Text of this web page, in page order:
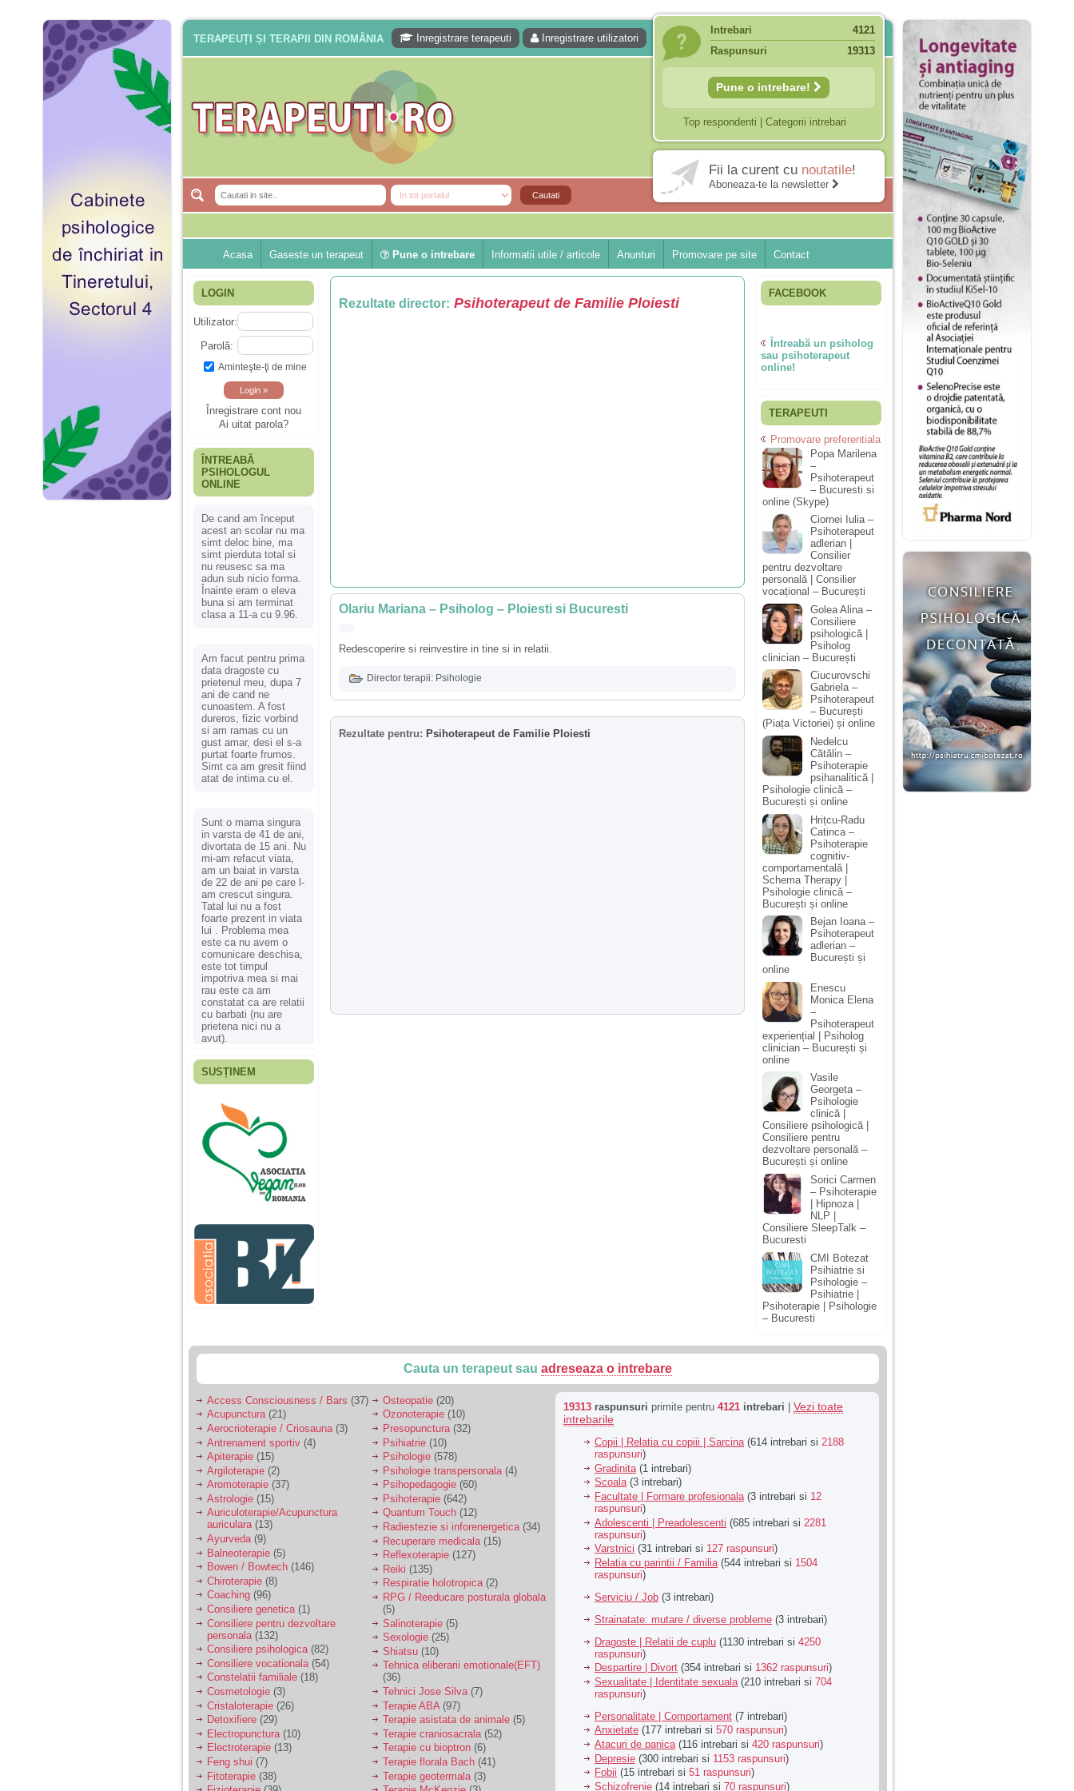
TERAPEUȚI ȘI TERAPII DIN ROMÂNIA Inregistrare terapeuti Inregistrare utilizatori
Intrebari
4121
Raspunsuri
19313
Pune o intrebare!
Top respondenti Categorii intrebari
Fii la curent cu noutatile!
Aboneaza-te la newsletter
Acasa Gaseste un terapeut Pune o intrebare Informatii utile / articole Anunturi Promovare pe site Contact
LOGIN
Utilizator:
Parolă:
Aminteşte-ţi de mine
Înregistrare cont nou
Ai uitat parola?
ÎNTREABĂ
PSIHOLOGUL
ONLINE
De cand am început
acest an scolar nu ma
simt deloc bine, ma
simt pierduta total si
nu reusesc sa ma
adun sub nicio forma.
Înainte eram o eleva
buna si am terminat
clasa a 11-a cu 9.96.
Am facut pentru prima
data dragoste cu
prietenul meu, dupa 7
ani de cand ne
cunoastem. A fost
dureros, fizic vorbind
si am ramas cu un
gust amar, desi el s-a
purtat foarte frumos.
Simt ca am gresit fiind
atat de intima cu el.
Sunt o mama singura
in varsta de 41 de ani,
divortata de 15 ani. Nu
mi-am refacut viata,
am un baiat in varsta
de 22 de ani pe care l-
am crescut singura.
Tatal lui nu a fost
foarte prezent in viata
lui . Problema mea
este ca nu avem o
comunicare deschisa,
este tot timpul
impotriva mea si mai
rau este ca am
constatat ca are relatii
cu barbati (nu are
prietena nici nu a
avut).
Fiica mea s-a nascut
ani, privind in urma
realizez cat de multe
greseli am facut in
educatia si cresterea
ei, am fost o mama
egoista, preocupata
de implinirea
profesionala, cand ea
era mica am neglijat-
agresiva, orice
greseala era taxata cu
o palma sau pedepse.
De 4 ani am o relatie
serioasa cu un barbat
sa se manifeste o
Ma aflu aici pentru ca
vreau sa stiu daca am
nevoie de un psiholog
sau psihiatru.
Sunt casatorita, am
31 de ani si un copil in
varsta de 2 ani care
mi-e lumina ochilor.
De ceva timp simt ca
mi s-a adunat
oboseala, o oboseala
cronica de care nu pot
scapa si simt ca din
cauza ei nu pot
controla nervii si
cateodata are copilul
de suferit.
Am o bariera peste
care nu pot trece:
prietena mea a ramas
insarcinata cu o fata.
Am fost de comun
acord sa facem un
copil, cu gandul ca e
baiat.
SUSȚINEM
Rezultate director: Psihoterapeut de Familie Ploiesti
Olariu Mariana – Psiholog – Ploiesti si Bucuresti
Redescoperire si reinvestire in tine si in relatii.
Director terapii: Psihologie
Rezultate pentru: Psihoterapeut de Familie Ploiesti
FACEBOOK
Întreabă un psiholog
sau psihoterapeut
online!
TERAPEUTI
Promovare preferentiala
Popa Marilena
–
Psihoterapeut
– Bucuresti si
online (Skype)
Ciornei Iulia –
Psihoterapeut
adlerian |
Consilier
pentru dezvoltare
personală | Consilier
vocațional – București
Golea Alina –
Consiliere
psihologică |
Psiholog
clinician – București
Ciucurovschi
Gabriela –
Psihoterapeut
– București
(Piața Victoriei) și online
Nedelcu
Cătălin –
Psihoterapie
psihanalitică |
Psihologie clinică –
București și online
Hrițcu-Radu
Catinca –
Psihoterapie
cognitiv-
comportamentală |
Schema Therapy |
Psihologie clinică –
București și online
Bejan Ioana –
Psihoterapeut
adlerian –
București și
online
Enescu
Monica Elena
–
Psihoterapeut
experiențial | Psiholog
clinician – București și
online
Vasile
Georgeta –
Psihologie
clinică |
Consiliere psihologică |
Consiliere pentru
dezvoltare personală –
București și online
Sorici Carmen
– Psihoterapie
| Hipnoza |
NLP |
Consiliere SleepTalk –
Bucuresti
CMI Botezat
Psihiatrie si
Psihologie –
Psihiatrie |
Psihoterapie | Psihologie
– Bucuresti
Cauta un terapeut sau adreseaza o intrebare
Access Consciousness / Bars (37)
Acupunctura(21)
Aerocrioterapie / Criosauna (3)
Antrenament sportiv (4)
Apiterapie (15)
Argiloterapie (2)
Aromoterapie (37)
Astrologie (15)
Auriculoterapie/Acupunctura
auriculara(13)
Ayurveda(9)
Balneoterapie (5)
Bowen / Bowtech (146)
Chiroterapie (8)
Coaching (96)
Consiliere genetica(1)
Consiliere pentru dezvoltare
personala (132)
Consiliere psihologica(82)
Consiliere vocationala (54)
Constelatii familiale (18)
Cosmetologie (3)
Cristaloterapie (26)
Detoxifiere (29)
Electropunctura (10)
Electroterapie (13)
Feng shui (7)
Fitoterapie (38)
Osteopatie (20)
Ozonoterapie (10)
Presopunctura (32)
Psihiatrie (10)
Psihologie (578)
Psihologie transpersonala (4)
Psihopedagogie (60)
Psihoterapie (642)
Quantum Touch (12)
Radiestezie si inforenergetica(34)
Recuperare medicala (15)
Reflexoterapie (127)
Reiki (135)
Respiratie holotropica(2)
RPG / Reeducare posturala globala
(5)
Salinoterapie (5)
Sexologie (25)
Shiatsu (10)
Tehnica eliberarii emotionale(EFT)
(36)
Tehnici Jose Silva(7)
Terapie ABA (97)
Terapie asistata de animale (5)
Terapie craniosacrala (52)
Terapie cu bioptron (6)
Terapie florala Bach (41)
Terapie geotermala (3)
19313 raspunsuri primite pentru 4121 intrebari
Vezi toate
intrebarile
Copii | Relatia cu copiii | Sarcina(614 intrebari si 2188
raspunsuri)
Gradinita (1 intrebari)
Scoala(3 intrebari)
Facultate | Formare profesionala (3 intrebari si 12
raspunsuri)
Adolescenti | Preadolescenti (685 intrebari si 2281
raspunsuri)
Varstnici (31 intrebari si 127 raspunsuri)
Relatia cu parintii / Familia (544 intrebari si 1504
raspunsuri)
Serviciu / Job (3 intrebari)
Strainatate: mutare / diverse probleme (3 intrebari)
Dragoste | Relatii de cuplu (1130 intrebari si 4250
raspunsuri)
Despartire | Divort (354 intrebari si 1362 raspunsuri)
Sexualitate | Identitate sexuala (210 intrebari si 704
raspunsuri)
Personalitate | Comportament (7 intrebari)
Anxietate (177 intrebari si 570 raspunsuri)
Atacuri de panica(116 intrebari si 420 raspunsuri)
Depresie (300 intrebari si 1153 raspunsuri)
Fobii (15 intrebari si 51 raspunsuri)
Schizofrenie (14 intrebari si 70 raspunsuri)